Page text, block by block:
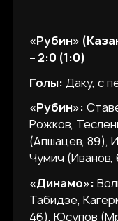
«Рубин»
– 2:0 (1:0)
Голы: Даку, с
«Рубин»:
Рожков,
(Апшацев, 89),
Чумич (Иванов,
«Динамо»:
Табидзе,
46), Юсупов